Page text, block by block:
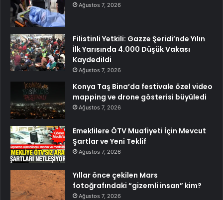
Ağustos 7, 2026
Filistinli Yetkili: Gazze Şeridi’nde Yılın
İlk Yarısında 4.000 Düşük Vakası
Kaydedildi
Ağustos 7, 2026
Konya Taş Bina’da festivale özel video
mapping ve drone gösterisi büyüledi
Ağustos 7, 2026
Emeklilere ÖTV Muafiyeti İçin Mevcut
Şartlar ve Yeni Teklif
Ağustos 7, 2026
Yıllar önce çekilen Mars
fotoğrafındaki “gizemli insan” kim?
Ağustos 7, 2026